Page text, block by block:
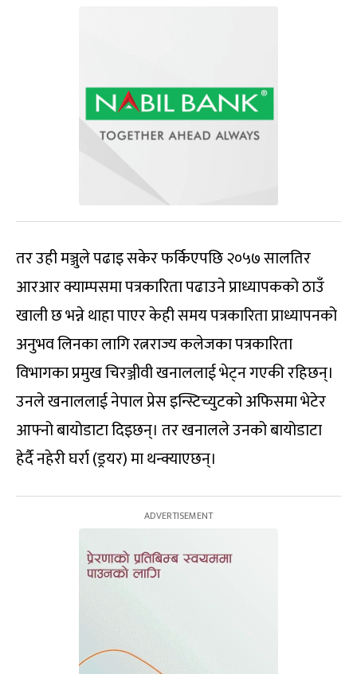
तर उही मञ्जुले पढाइ सकेर फर्किएपछि २०५७ सालतिर
आरआर क्याम्पसमा पत्रकारिता पढाउने प्राध्यापकको ठाउँ
खाली छ भन्ने थाहा पाएर केही समय पत्रकारिता प्राध्यापनको
अनुभव लिनका लागि रत्नराज्य कलेजका पत्रकारिता
विभागका प्रमुख चिरञ्जीवी खनाललाई भेट्न गएकी रहिछन्।
उनले खनाललाई नेपाल प्रेस इन्स्टिच्युटको अफिसमा भेटेर
आफ्नो बायोडाटा दिइछन्। तर खनालले उनको बायोडाटा
हेर्दै नहेरी घर्रा (ड्रयर) मा थन्क्याएछन्।